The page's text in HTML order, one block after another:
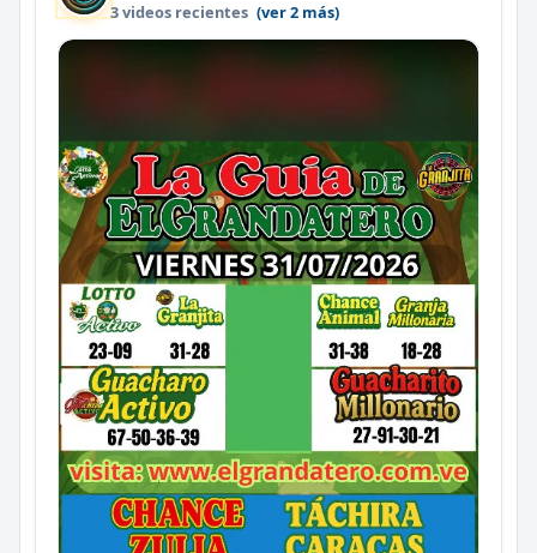
3 videos recientes (ver 2 más)